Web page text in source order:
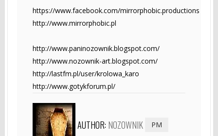
https://www.facebook.com/mirrorphobic.productions
http://www.mirrorphobic.pl
http://www.paninozownik.blogspot.com/
http://www.nozownik-art.blogspot.com/
http://lastfm.pl/user/krolowa_karo
http://www.gotykforum.pl/
AUTHOR: NOZOWNIK PM